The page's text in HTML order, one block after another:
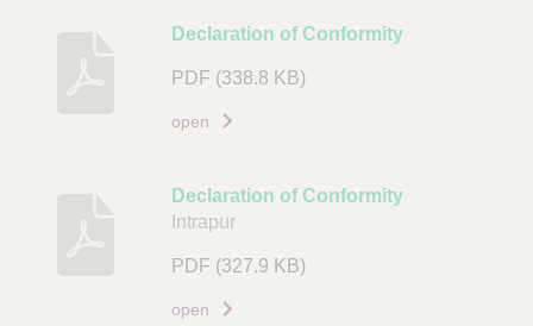
i
g
o
u
Declaration of Conformity
PDF (338.8 KB)
open
Declaration of Conformity
Intrapur
PDF (327.9 KB)
open